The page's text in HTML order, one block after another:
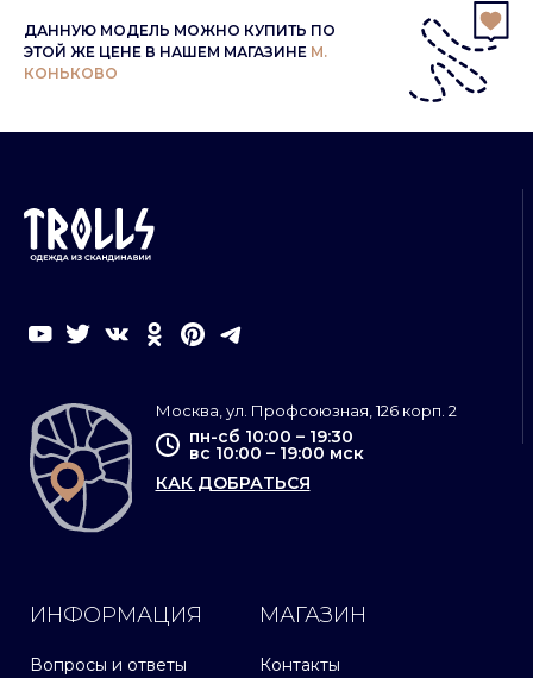
ДАННУЮ МОДЕЛЬ МОЖНО КУПИТЬ ПО
ЭТОЙ ЖЕ ЦЕНЕ В НАШЕМ МАГАЗИНЕ М.
КОНЬКОВО
ИНФОРМАЦИЯ
Вопросы и ответы
МАГАЗИН
Контакты
Москва, ул. Профсоюзная, 126 корп. 2
пн-сб 10:00 – 19:30
вс 10:00 – 19:00 мск
КАК ДОБРАТЬСЯ